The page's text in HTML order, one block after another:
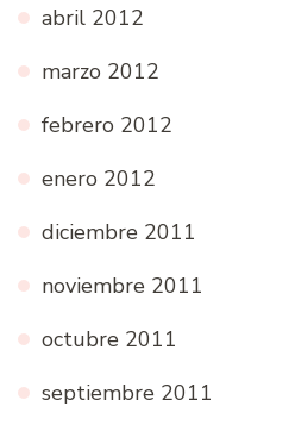
abril 2012
marzo 2012
febrero 2012
enero 2012
diciembre 2011
noviembre 2011
octubre 2011
septiembre 2011